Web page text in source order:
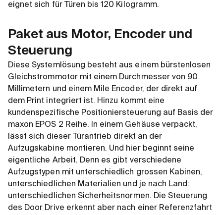
eignet sich für Türen bis 120 Kilogramm.
Paket aus Motor, Encoder und
Steuerung
Diese Systemlösung besteht aus einem bürstenlosen
Gleichstrommotor mit einem Durchmesser von 90
Millimetern und einem Mile Encoder, der direkt auf
dem Print integriert ist. Hinzu kommt eine
kundenspezifische Positioniersteuerung auf Basis der
maxon EPOS 2 Reihe. In einem Gehäuse verpackt,
lässt sich dieser Türantrieb direkt an der
Aufzugskabine montieren. Und hier beginnt seine
eigentliche Arbeit. Denn es gibt verschiedene
Aufzugstypen mit unterschiedlich grossen Kabinen,
unterschiedlichen Materialien und je nach Land:
unterschiedlichen Sicherheitsnormen. Die Steuerung
des Door Drive erkennt aber nach einer Referenzfahrt